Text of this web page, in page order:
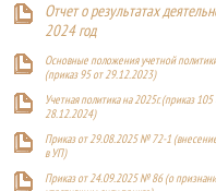
Отчет о результатах
2024 год
Основные положения учетной
(приказ 95 от 29.12.2023)
Учетная политика на 2025г. (приказ 105
28.12.2024)
Приказ от 29.08.2025 № 72-1
в УП)
Приказ от 24.09.2025 № 86 (о